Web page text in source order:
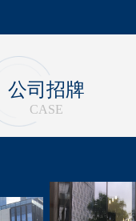
公司招牌
CASE